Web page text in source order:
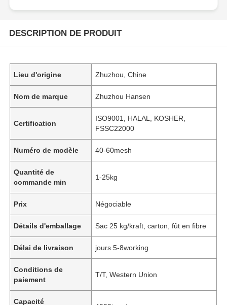
DESCRIPTION DE PRODUIT
Lieu d'origine Zhuzhou, Chine
Nom de marque Zhuzhou Hansen
Certification
ISO9001, HALAL, KOSHER,
FSSC22000
Numéro de modèle 40-60mesh
Quantité de
commande min
1-25kg
Prix Négociable
Détails d'emballage Sac 25 kg/kraft, carton, fût en fibre
Délai de livraison jours 5-8working
Conditions de
paiement
T/T, Western Union
Capacité